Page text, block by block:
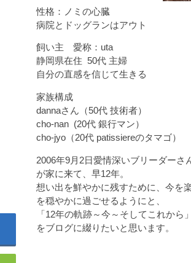
性格：ノミの心臓
病院とドッグランはアウト
飼い主 愛称：uta
静岡県在住 50代 主婦
自分の直感を信じて生きる
家族構成
dannaさん（50代 技術者）
cho-nan (20代 銀行マン）
cho-jyo（20代 patissiereのタマゴ）
2006年9月2日愛情深いブリーダーさ
が家に来て、早12年。
想い出を鮮やかに残すために、今を
を穏やかに過ごせるようにと、
「12年の軌跡～今～そしてこれから」
をブログに綴りたいと思います。